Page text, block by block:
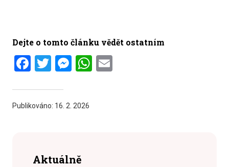
Dejte o tomto článku vědět ostatním
Facebook
Twitter
Messenger
WhatsApp
Publikováno: 16. 2. 2026
Aktuálně